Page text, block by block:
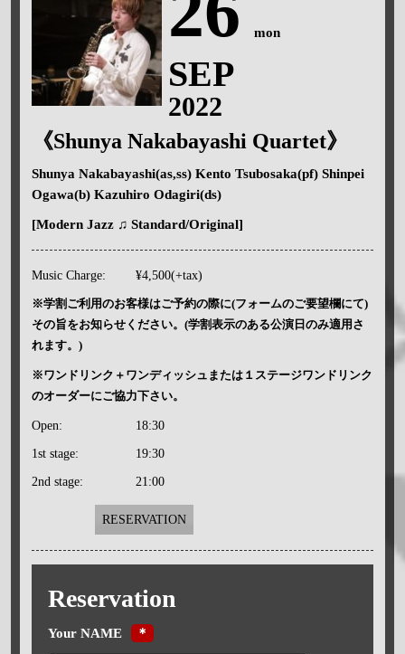
mon
SEP
2022
《Shunya Nakabayashi Quartet》
Shunya Nakabayashi(as,ss) Kento Tsubosaka(pf) Shinpei
Ogawa(b) Kazuhiro Odagiri(ds)
[Modern Jazz ♫ Standard/Original]
Music Charge: ¥4,500(+tax)
※学割ご利用のお客様はご予約の際に(フォームのご要望欄にて)
その旨をお知らせください。(学割表示のある公演日のみ適用さ
れます。)
※ワンドリンク＋ワンディッシュまたは１ステージワンドリンク
のオーダーにご協力下さい。
Open: 18:30
1st stage: 19:30
2nd stage: 21:00
RESERVATION
Reservation
Your NAME ＊